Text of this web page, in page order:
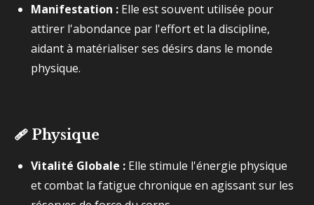
Manifestation : Elle est souvent utilisée pour
attirer l'abondance par l'effort et la discipline,
aidant à matérialiser ses désirs dans le monde
physique.
🩹 Physique
Vitalité Globale : Elle stimule l'énergie physique
et combat la fatigue chronique en agissant sur les